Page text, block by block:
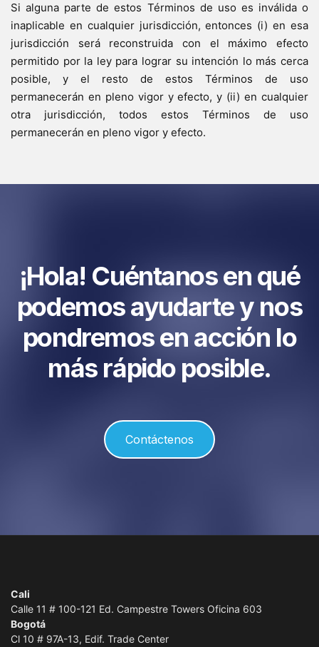
Si alguna parte de estos Términos de uso es inválida o
inaplicable en cualquier jurisdicción, entonces (i) en esa
jurisdicción será reconstruida con el máximo efecto
permitido por la ley para lograr su intención lo más cerca
posible, y el resto de estos Términos de uso
permanecerán en pleno vigor y efecto, y (ii) en cualquier
otra jurisdicción, todos estos Términos de uso
permanecerán en pleno vigor y efecto.
¡Hola! Cuéntanos en qué
podemos ayudarte y nos
pondremos en acción lo
más rápido posible.
Contáctenos
Cali
Calle 11 # 100-121 Ed. Campestre Towers Oficina 603
Bogotá
Cl 10 # 97A-13, Edif. Trade Center